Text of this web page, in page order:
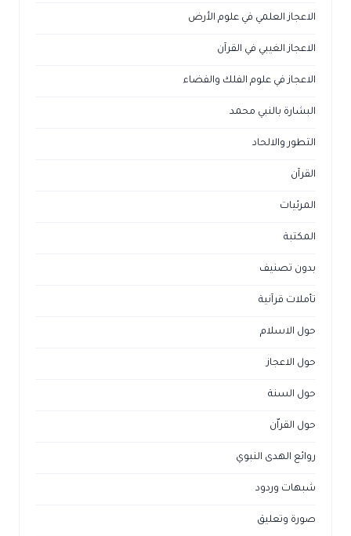
الاعجاز العلمي في علوم الأرض
الاعجاز الغيبي في القرآن
الاعجاز في علوم الفلك والفضاء
البشارة بالنبي محمد
التطور والالحاد
القرآن
المرئيات
المكتبة
بدون تصنيف
تأملات قرآنية
حول الاسلام
حول الاعجاز
حول السنة
حول القراّن
روائع الهدى النبوي
شبهات وردود
صورة وتعليق